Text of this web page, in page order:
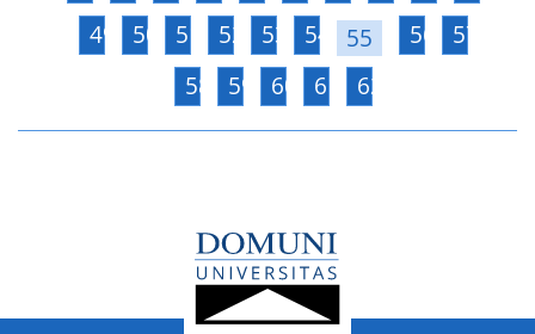
49
50 51 52 53 54 55 56
57
58
59 60 61 62